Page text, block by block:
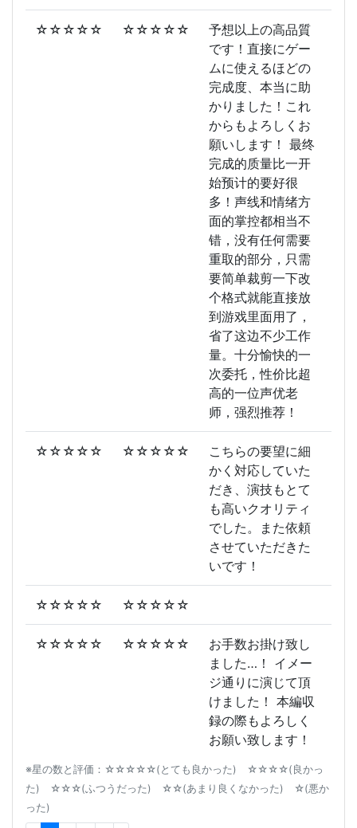
☆☆☆☆☆ ☆☆☆☆☆
予想以上の高品質
です！直接にゲー
ムに使えるほどの
完成度、本当に助
かりました！これ
からもよろしくお
願いします！ 最终
完成的质量比一开
始预计的要好很
多！声线和情绪方
面的掌控都相当不
错，没有任何需要
重取的部分，只需
要简单裁剪一下改
个格式就能直接放
到游戏里面用了，
省了这边不少工作
量。十分愉快的一
次委托，性价比超
高的一位声优老
师，强烈推荐！
☆☆☆☆☆ ☆☆☆☆☆
こちらの要望に細
かく対応していた
だき、演技もとて
も高いクオリティ
でした。また依頼
させていただきた
いです！
☆☆☆☆☆ ☆☆☆☆☆
☆☆☆☆☆ ☆☆☆☆☆
お手数お掛け致し
ました…！ イメー
ジ通りに演じて頂
けました！ 本編収
録の際もよろしく
お願い致します！
※星の数と評価：☆☆☆☆☆(とても良かった) ☆☆☆☆(良かっ
た) ☆☆☆(ふつうだった) ☆☆(あまり良くなかった) ☆(悪か
った)